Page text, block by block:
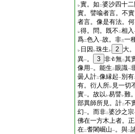
レ實。如 二婆沙四十
實。譬喩者言。不
者言。像是有法。
レ得。問。既不 二相入
爲二色入 一故。非三一
レ 日因 レ珠生 レ 2 大
異一。 3 非 無二其
像用 一。能生 二 眼識一
曇人計二像縁起一別有
有。衍人所レ 見一切
實一。故以 レ易譬レ難
部異師所見。計二不
幻一。而非二婆沙之宗
佛在一方木上者。
在二耆闍崛山一。與二